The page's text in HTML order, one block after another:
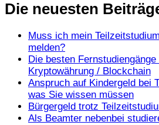
Die neuesten
Muss ich mein
melden?
Die besten
Kryptowährung / Blockchain
Anspruch auf Kindergeld bei
was Sie wissen müssen
Bürgergeld trotz
Als Beamter nebenbei